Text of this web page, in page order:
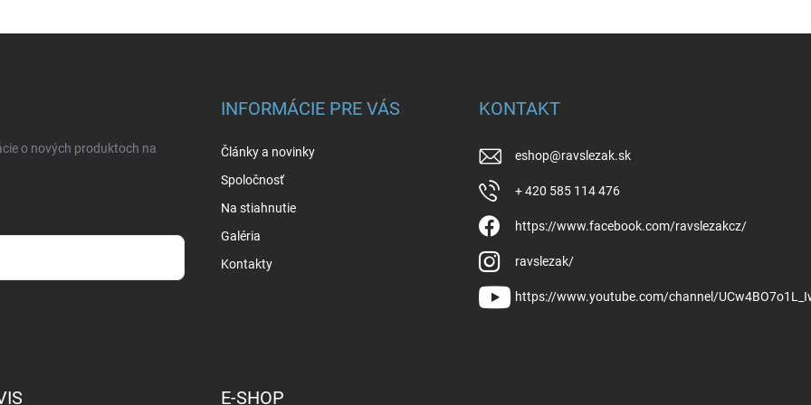
o nových produktoch na
INFORMÁCIE PRE VÁS
Články a novinky
Spoločnosť
Na stiahnutie
Galéria
Kontakty
KONTAKT
eshop@ravslezak.sk
+ 420 585 114 476
https://www.facebook.com/ravslezakcz/
ravslezak/
https://www.youtube.com/channel/
E-SHOP